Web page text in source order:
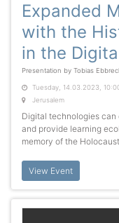
Expanded
with the
in the
Presentation by Tobias
Tuesday, 14.03.2023,
Jerusalem
Digital technologies
and provide learning
memory of the
View Event